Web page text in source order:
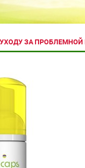
ЗА ПРОБЛЕМНОЙ